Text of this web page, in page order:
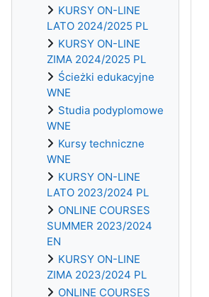
KURSY ON-LINE
LATO 2024/2025 PL
KURSY ON-LINE
ZIMA 2024/2025 PL
Ścieżki edukacyjne
WNE
Studia podyplomowe
WNE
Kursy techniczne
WNE
KURSY ON-LINE
LATO 2023/2024 PL
ONLINE COURSES
SUMMER 2023/2024
EN
KURSY ON-LINE
ZIMA 2023/2024 PL
ONLINE COURSES